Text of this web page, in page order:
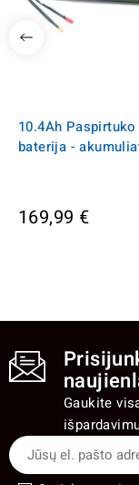
10.4Ah Paspirtuko
baterija -
169,99 €
Gaukite